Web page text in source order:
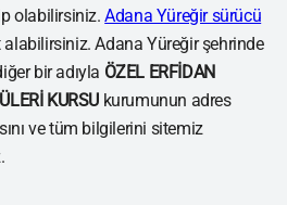
olabilirsiniz.Adana Yüreğir sürücü
Adana Yüreğir şehrinde
bir adıyla ÖZEL ERFİDAN
KURSU kurumunun adres
ve tüm bilgilerini sitemiz